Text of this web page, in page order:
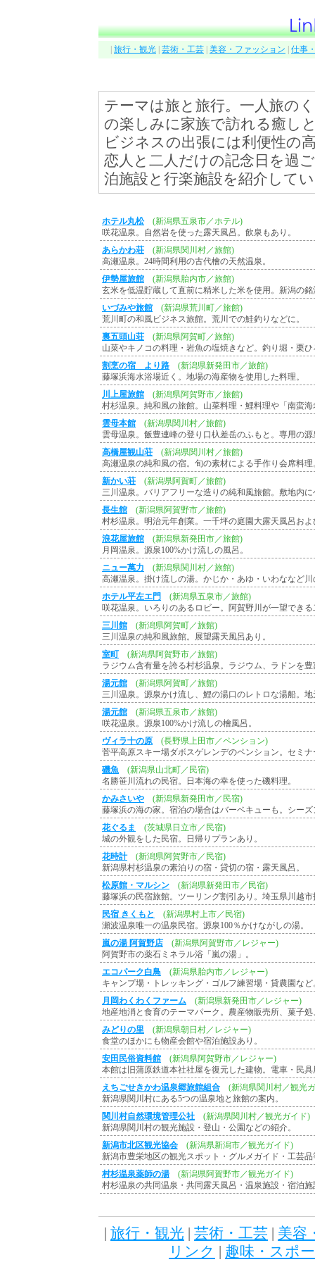
旅行・観光 芸術・工芸 美容・ファッション 仕事
テーマは旅と旅行。一人旅の
の楽しみに家族で訪れる癒し
ビジネスの出張には利便性の
恋人と二人だけの記念日を過
泊施設と行楽施設を紹介して
ホテル丸松
(新潟県五泉市／ホテル)
咲花温泉。自然岩を使った露天風呂。飲泉もあり。
あらかわ荘
(新潟県関川村／旅館)
高瀬温泉。24時間利用の古代檜の天然温泉。
伊勢屋旅館
(新潟県胎内市／旅館)
玄米を低温貯蔵して直前に精米した米を使用。新潟の
いづみや旅館
(新潟県荒川町／旅館)
荒川町の和風ビジネス旅館。荒川での鮭釣りなどに。
裏五頭山荘
(新潟県阿賀町／旅館)
山菜やキノコの料理・岩魚の塩焼きなど。釣り堀・栗
割烹の宿 より路
(新潟県新発田市／旅館)
藤塚浜海水浴場近く。地場の海産物を使用した料理。
川上屋旅館
(新潟県阿賀野市／旅館)
村杉温泉。純和風の旅館。山菜料理・鯉料理や「南蛮
雲母本館
(新潟県関川村／旅館)
雲母温泉。飯豊連峰の登り口杁差岳のふもと。専用の
高橋屋観山荘
(新潟県関川村／旅館)
高瀬温泉の純和風の宿。旬の素材による手作り会席料理
新かい荘
(新潟県阿賀町／旅館)
三川温泉。バリアフリーな造りの純和風旅館。敷地内
長生館
(新潟県阿賀野市／旅館)
村杉温泉。明治元年創業。一千坪の庭園大露天風呂お
浪花屋旅館
(新潟県新発田市／旅館)
月岡温泉。源泉100%かけ流しの風呂。
ニュー萬力
(新潟県関川村／旅館)
高瀬温泉。掛け流しの湯。かじか・あゆ・いわななど
ホテル平左エ門
(新潟県五泉市／旅館)
咲花温泉。いろりのあるロビー。阿賀野川が一望でき
三川館
(新潟県阿賀町／旅館)
三川温泉の純和風旅館。展望露天風呂あり。
室町
(新潟県阿賀野市／旅館)
ラジウム含有量を誇る村杉温泉。ラジウム、ラドンを
湯元館
(新潟県阿賀町／旅館)
三川温泉。源泉かけ流し、鯉の湯口のレトロな湯船。
湯元館
(新潟県五泉市／旅館)
咲花温泉。源泉100%かけ流しの檜風呂。
ヴィラ十の原
(長野県上田市／ペンション)
菅平高原スキー場ダボスゲレンデのペンション。セミ
磯魚
(新潟県山北町／民宿)
名勝笹川流れの民宿。日本海の幸を使った磯料理。
かみさいや
(新潟県新発田市／民宿)
藤塚浜の海の家。宿泊の場合はバーベキューも。シー
花ぐるま
(茨城県日立市／民宿)
城の外観をした民宿。日帰りプランあり。
花時計
(新潟県阿賀野市／民宿)
新潟県村杉温泉の素泊りの宿・貸切の宿・露天風呂。
松原館・マルシン
(新潟県新発田市／民宿)
藤塚浜の民宿旅館。ツーリング割引あり。埼玉県川越
民宿 きくもと
(新潟県村上市／民宿)
瀬波温泉唯一の温泉民宿。源泉100％かけながしの湯。
嵐の湯 阿賀野店
(新潟県阿賀野市／レジャー)
阿賀野市の薬石ミネラル浴「嵐の湯」。
エコパーク白鳥
(新潟県胎内市／レジャー)
キャンプ場・トレッキング・ゴルフ練習場・貸農園など
月岡わくわくファーム
(新潟県新発田市／レジャー)
地産地消と食育のテーマパーク。農産物販売所、菓子
みどりの里
(新潟県朝日村／レジャー)
食堂のほかにも物産会館や宿泊施設あり。
安田民俗資料館
(新潟県阿賀野市／レジャー)
本館は旧蒲原鉄道本社社屋を復元した建物。電車・民
えちごせきかわ温泉郷旅館組合
(新潟県関川村／観光
新潟県関川村にある5つの温泉地と旅館の案内。
関川村自然環境管理公社
(新潟県関川村／観光ガイド)
新潟県関川村の観光施設・登山・公園などの紹介。
新潟市北区観光協会
(新潟県新潟市／観光ガイド)
新潟市豊栄地区の観光スポット・グルメガイド・工芸
村杉温泉薬師の湯
(新潟県阿賀野市／観光ガイド)
村杉温泉の共同温泉・共同露天風呂・温泉施設・宿泊
| 旅行・観光 | 芸術・工芸 | 美容
リンク | 趣味・スポ